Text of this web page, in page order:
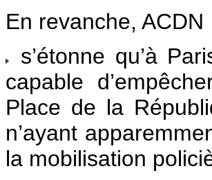
En revanche, ACDN
s’étonne qu’à
capable
Place de la
n’ayant
la mobilisation